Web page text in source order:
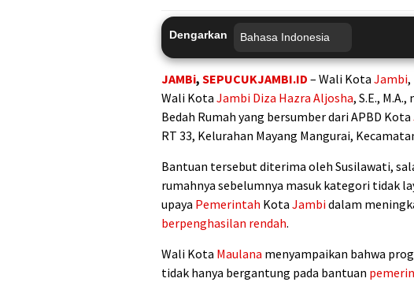
Dengarkan
JAMBi, SEPUCUKJAMBI.ID – Wali Kota Jambi,
Wali Kota Jambi Diza Hazra Aljosha, S.E.,
Bedah Rumah yang bersumber dari APBD Kota
RT 33, Kelurahan Mayang Mangurai,
Bantuan tersebut diterima oleh Susilawati,
rumahnya sebelumnya masuk kategori tidak
upaya Pemerintah Kota Jambidalam
berpenghasilan rendah.
Wali Kota Maulana menyampaikan bahwa
tidak hanya bergantung pada bantuan